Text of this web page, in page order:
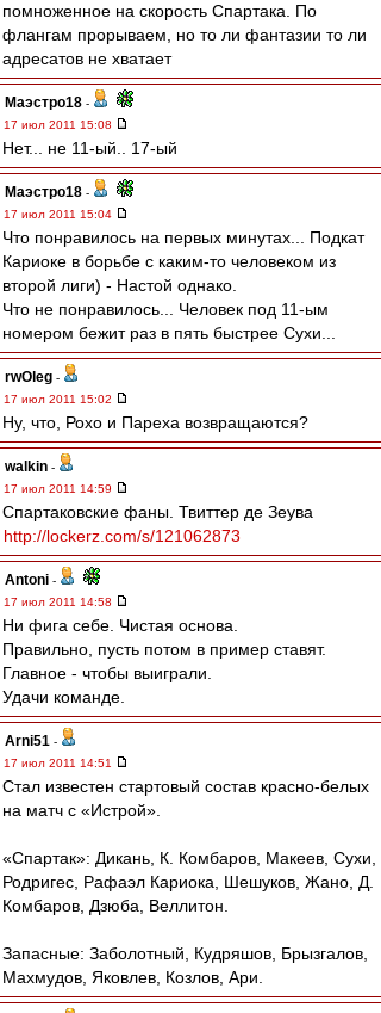
помноженное на скорость Спартака. По
флангам прорываем, но то ли фантазии то ли
адресатов не хватает
Маэстро18 -
17 июл 2011 15:08
Нет... не 11-ый.. 17-ый
Маэстро18 -
17 июл 2011 15:04
Что понравилось на первых минутах... Подкат
Кариоке в борьбе с каким-то человеком из
второй лиги) - Настой однако.
Что не понравилось... Человек под 11-ым
номером бежит раз в пять быстрее Сухи...
rwOleg -
17 июл 2011 15:02
Ну, что, Рохо и Пареха возвращаются?
walkin -
17 июл 2011 14:59
Спартаковские фаны. Твиттер де Зеува
http://lockerz.com/s/121062873
Antoni -
17 июл 2011 14:58
Ни фига себе. Чистая основа.
Правильно, пусть потом в пример ставят.
Главное - чтобы выиграли.
Удачи команде.
Arni51 -
17 июл 2011 14:51
Стал известен стартовый состав красно-белых
на матч с «Истрой».
«Спартак»: Дикань, К. Комбаров, Макеев, Сухи,
Родригес, Рафаэл Кариока, Шешуков, Жано, Д.
Комбаров, Дзюба, Веллитон.
Запасные: Заболотный, Кудряшов, Брызгалов,
Махмудов, Яковлев, Козлов, Ари.